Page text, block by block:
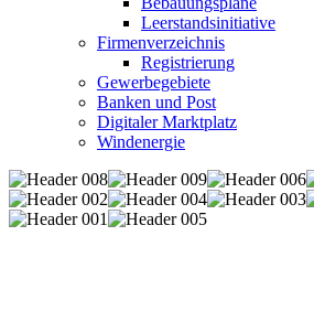
Leerstandsinitiative
Firmenverzeichnis
Registrierung
Gewerbegebiete
Banken und Post
Digitaler Marktplatz
Windenergie